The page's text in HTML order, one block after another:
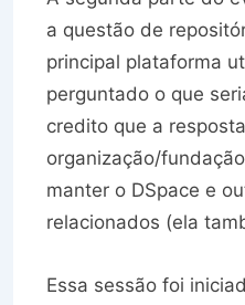
a questão de
principal plataforma
perguntado o que
credito que a
organização/
manter o DSpace e
relacionados (ela
Essa sessão foi